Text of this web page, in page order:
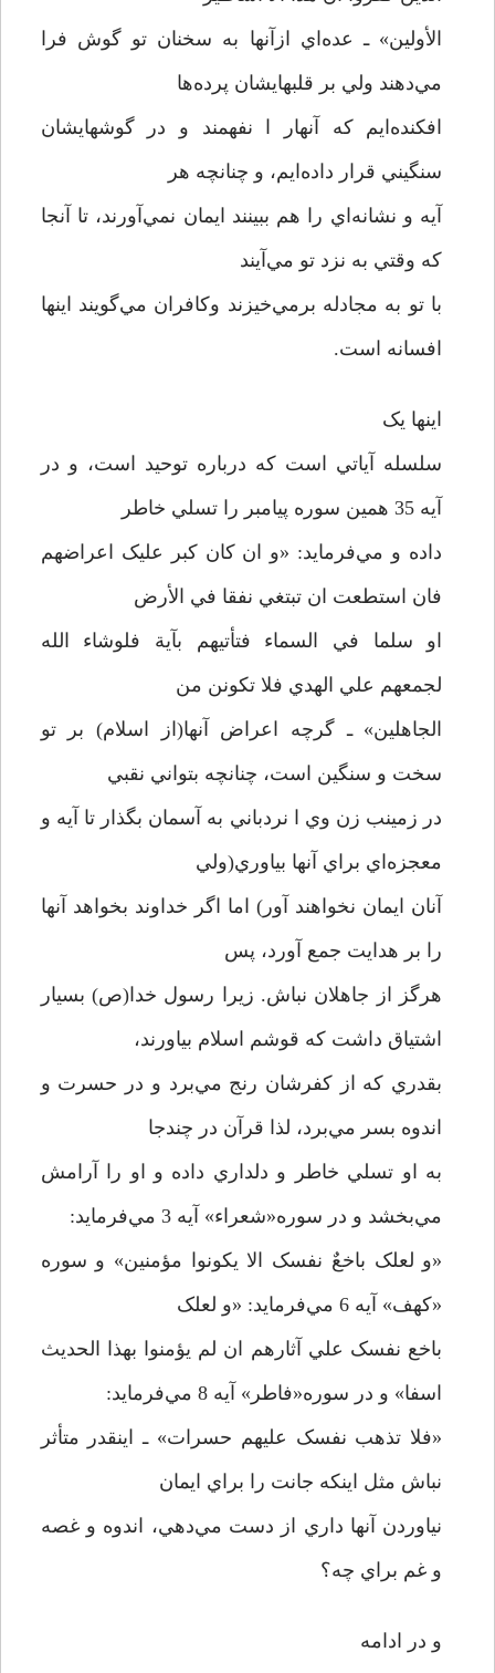
الأولين» ـ عده‌اي ازآنها به سخنان تو گوش فرا
مي‌دهند ولي بر قلبهايشان پرده‌ها
افکنده‌ايم که آنهار ا نفهمند و در گوشهايشان
سنگيني قرار داده‌ايم، و چنانچه هر
آيه و نشانه‌اي را هم ببينند ايمان نمي‌آورند، تا آنجا
که وقتي به نزد تو مي‌آيند
با تو به مجادله برمي‌خيزند وکافران مي‌گويند اينها
افسانه است.
اينها يک
سلسله آياتي است که درباره توحيد است، و در
آيه 35 همين سوره پيامبر را تسلي خاطر
داده و مي‌فرمايد: «و ان کان کبر عليک اعراضهم
فان استطعت ان تبتغي نفقا في الأرض
او سلما في السماء فتأتيهم بآية فلوشاء الله
لجمعهم علي الهدي فلا تکونن من
الجاهلين» ـ گرچه اعراض آنها(از اسلام) بر تو
سخت و سنگين است، چنانچه بتواني نقبي
در زمينب زن وي ا نردباني به آسمان بگذار تا آيه و
معجزه‌اي براي آنها بياوري(ولي
آنان ايمان نخواهند آور) اما اگر خداوند بخواهد آنها
را بر هدايت جمع آورد، پس
هرگز از جاهلان نباش. زيرا رسول خدا(ص) بسيار
اشتياق داشت که قوشم اسلام بياورند،
بقدري که از کفرشان رنج مي‌برد و در حسرت و
اندوه بسر مي‌برد، لذا قرآن در چندجا
به او تسلي خاطر و دلداري داده و او را آرامش
مي‌بخشد و در سوره«شعراء» آيه 3 مي‌فرمايد:
«و لعلک باخعٌ نفسک الا يکونوا مؤمنين» و سوره
«کهف» آيه 6 مي‌فرمايد: «و لعلک
باخع نفسک علي آثارهم ان لم يؤمنوا بهذا الحديث
اسفا» و در سوره«فاطر» آيه 8 مي‌فرمايد:
«فلا تذهب نفسک عليهم حسرات» ـ اينقدر متأثر
نباش مثل اينکه جانت را براي ايمان
نياوردن آنها داري از دست مي‌دهي، اندوه و غصه
و غم براي چه؟
و در ادامه